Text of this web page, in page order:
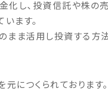
化し、投資信託や株
ます。
まま活用し投資する方
につくられております。